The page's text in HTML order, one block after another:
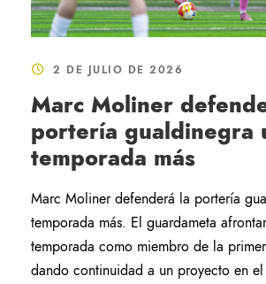
2 DE JULIO DE 2026
Marc Moliner
portería gualdinegra
temporada más
Marc Moliner defenderá la portería
temporada más. El guardameta
temporada como miembro de la
dando continuidad a un proyecto en